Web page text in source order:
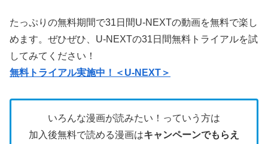
たっぷりの無料期間で31日間U-NEXTの動画を無料で楽し
めます。ぜひぜひ、U-NEXTの31日間無料トライアルを試
してみてください！
無料トライアル実施中！＜U-NEXT＞
いろんな漫画が読みたい！っていう方は
加入後無料で読める漫画はキャンペーンでもらえ